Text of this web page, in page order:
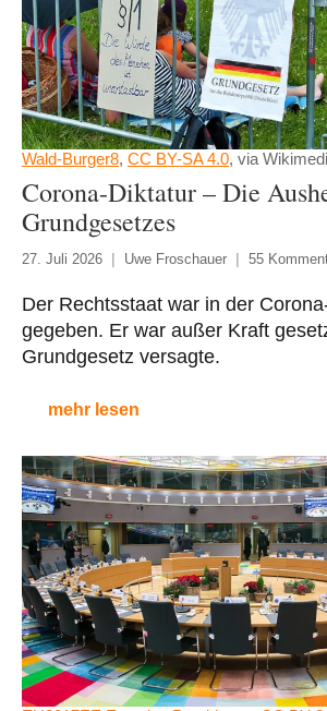
Wald-Burger8, CC BY-SA 4.0, via
Corona-Diktatur – Die
Grundgesetzes
27. Juli 2026 Uwe Froschauer 55
Der Rechtsstaat war in der
gegeben. Er war außer Kraft
Grundgesetz versagte.
mehr lesen